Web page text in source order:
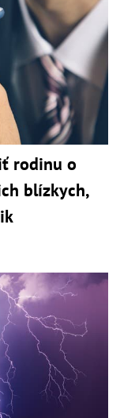
rodinu o
blízkych,